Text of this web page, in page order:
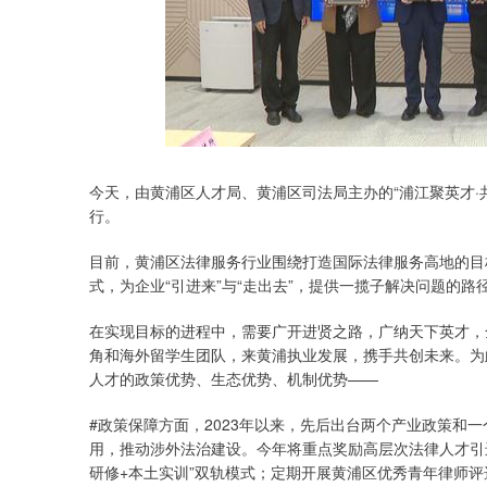
今天，由黄浦区人才局、黄浦区司法局主办的“浦江聚英
行。
目前，黄浦区法律服务行业围绕打造国际法律服务高地的
式，为企业“引进来”与“走出去”，提供一揽子解决问题的
在实现目标的进程中，需要广开进贤之路，广纳天下英才
角和海外留学生团队，来黄浦执业发展，携手共创未来。
人才的政策优势、生态优势、机制优势——
#政策保障方面，2023年以来，先后出台两个产业政策和
用，推动涉外法治建设。今年将重点奖励高层次法律人才
研修+本土实训”双轨模式；定期开展黄浦区优秀青年律师